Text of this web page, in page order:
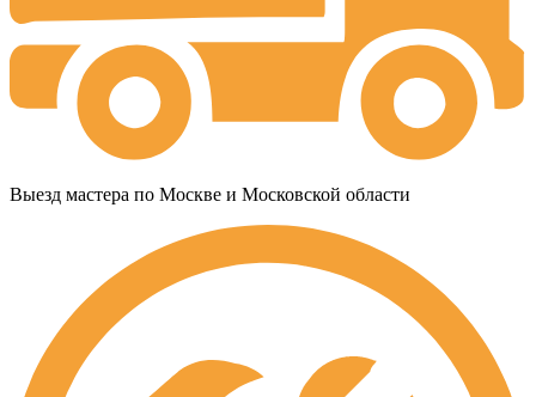
Выезд мастера по Москве и Московской области